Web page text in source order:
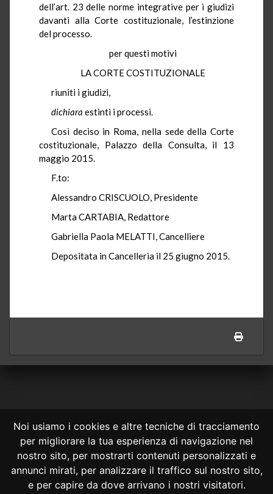
Noi usiamo i cookies e altre tecniche di tracciamento
per migliorare la tua esperienza di navigazione nel
nostro sito, per mostrarti contenuti personalizzati e
annunci mirati, per analizzare il traffico sul nostro sito,
e per capire da dove arrivano i nostri visitatori.
dell’art. 23 delle norme integrative per i giudizi
davanti alla Corte costituzionale, l’estinzione
del processo.
per questi motivi
LA CORTE COSTITUZIONALE
riuniti i giudizi,
dichiara estinti i processi.
Così deciso in Roma, nella sede della Corte
costituzionale, Palazzo della Consulta, il 13
maggio 2015.
F.to:
Alessandro CRISCUOLO, Presidente
Marta CARTABIA, Redattore
Gabriella Paola MELATTI, Cancelliere
Depositata in Cancelleria il 25 giugno 2015.
CONSULTA ONLINE DAL 1995 -NOTE LEGALI
Consulta OnLine non ha prodotto e non è responsabile per i contenuti e
le informazioni legali di siti collegati.